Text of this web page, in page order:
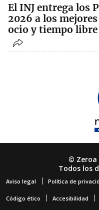
El INJ entrega los
2026 a los
ocio y tiempo libre
© Zeroa
Todos los
Aviso legal Política de
Código ético Accesibilidad